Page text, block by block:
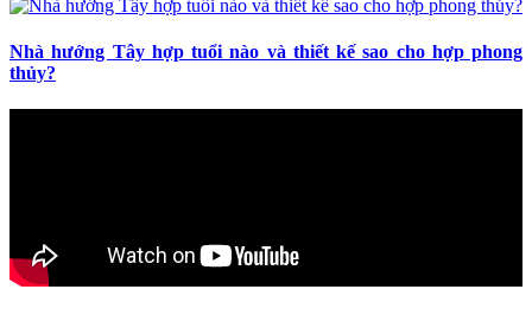
Nhà hướng Tây hợp tuổi nào và thiết kế sao cho hợp phong
thủy?